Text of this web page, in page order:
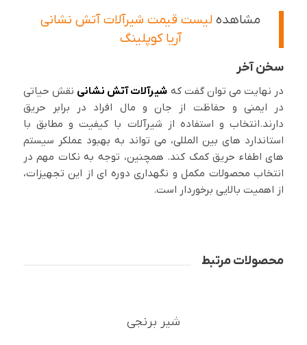
مشاهده لیست قیمت شیرآلات آتش نشانی
آریا کوپلینگ
سخن آخر
در نهایت می توان گفت که شیرآلات آتش نشانی نقش حیاتی
در ایمنی و حفاظت از جان و مال افراد در برابر حریق
دارند.انتخاب و استفاده از شیرآلات با کیفیت و مطابق با
استاندارد های بین المللی، می تواند به بهبود عملکر سیستم
های اطفاء حریق کمک کند. همچنین، توجه به نکات مهم در
انتخاب محصولات مکمل و نگهداری دوره ای از این تجهیزات،
از اهمیت بالایی برخوردار است.
محصولات مرتبط
شیر برنجی